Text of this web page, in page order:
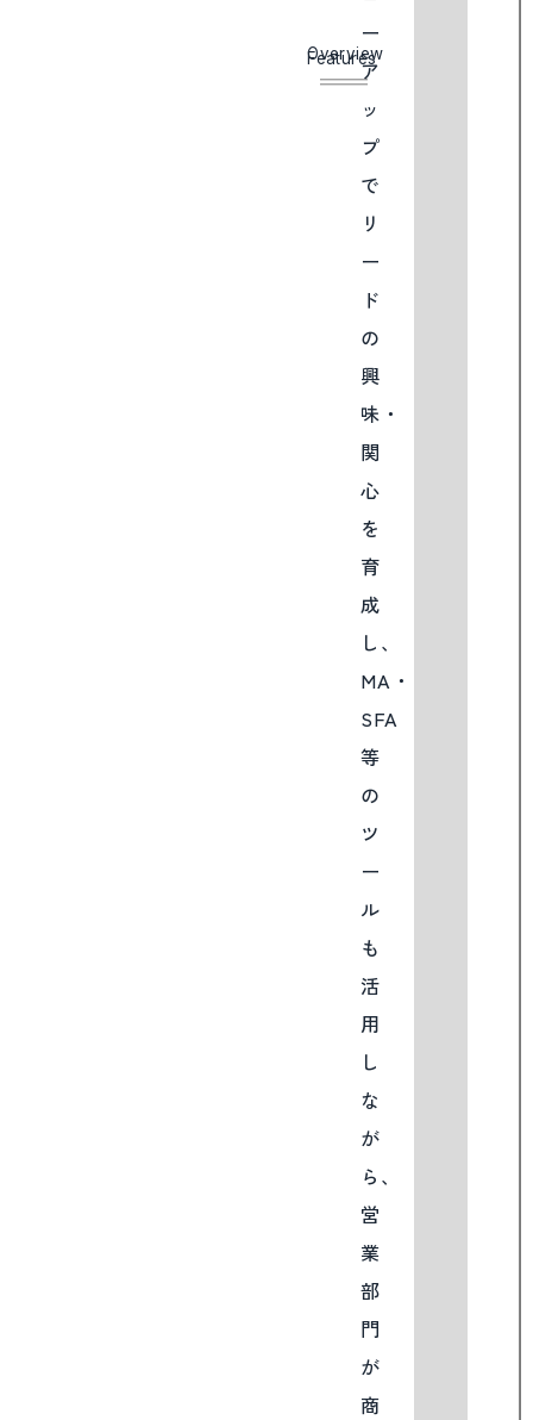
Overview
ー
ア
ッ
プ
で
リ
ー
ド
の
興
味・
関
心
を
育
成
し、
MA・
SFA
等
の
ツ
ー
ル
も
活
用
し
な
が
ら、
営
業
部
門
が
商
Features